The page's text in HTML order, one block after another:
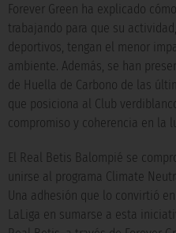
Forever Green ha explicado
trabajando para que su
deportivos, tengan el menor
ambiente. Además, se han
de Huella de Carbono de las
que posiciona al Club
compromiso y coherencia en la
El Real Betis Balompié se
unirse al programa Climate
Una adhesión que lo convirtió
LaLiga en sumarse a esta